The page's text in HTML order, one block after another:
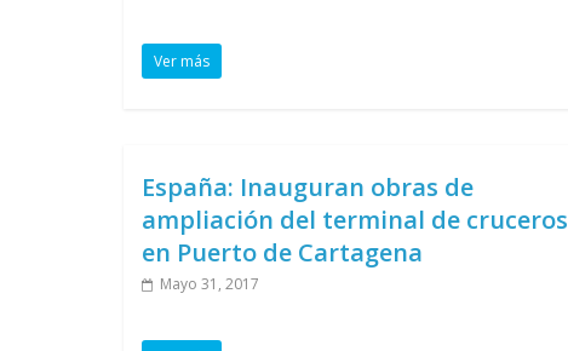
Ver más
España: Inauguran obras de
ampliación del terminal de cruceros
en Puerto de Cartagena
Mayo 31, 2017